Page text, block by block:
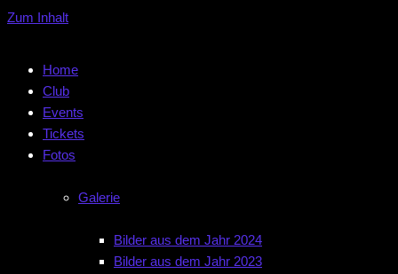
Zum Inhalt
Home
Club
Events
Tickets
Fotos
Galerie
Bilder aus dem Jahr 2024
Bilder aus dem Jahr 2023